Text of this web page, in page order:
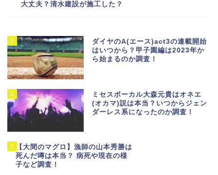
大丈夫？清水建設が施工した？
1
ダイヤのA(エース)act3の連載開始
はいつから？甲子園編は2023年か
ら始まるのか調査！
2
ミセスボーカル大森元貴はオネエ
(オカマ)説は本当？いつからジェン
ダーレス系になったのか調査！
3
【大間のマグロ】漁師の山本秀勝は
死んだ噂は本当？ 病死や現在の様
子など調査！